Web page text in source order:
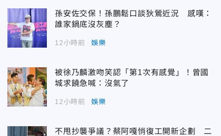
孫安佐交保！孫鵬鬆口談狄鶯近況 感嘆：
誰家鍋底沒灰塵？
12小時前 娛樂
被徐乃麟激吻笑認「第1次有感覺」！曾國
城求饒急喊：沒氣了
12小時前 娛樂
不甩抄襲爭議？蔡阿嘎悄復工開新企劃 二